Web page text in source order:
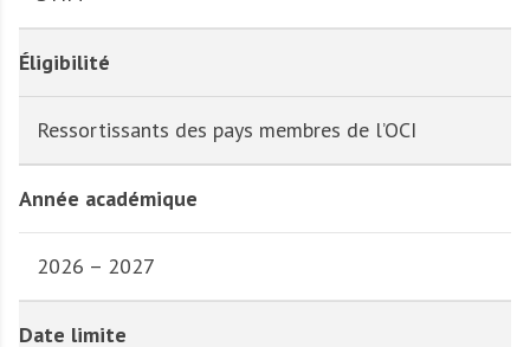
Éligibilité
Ressortissants des pays membres de l’OCI
Année académique
2026 – 2027
Date limite